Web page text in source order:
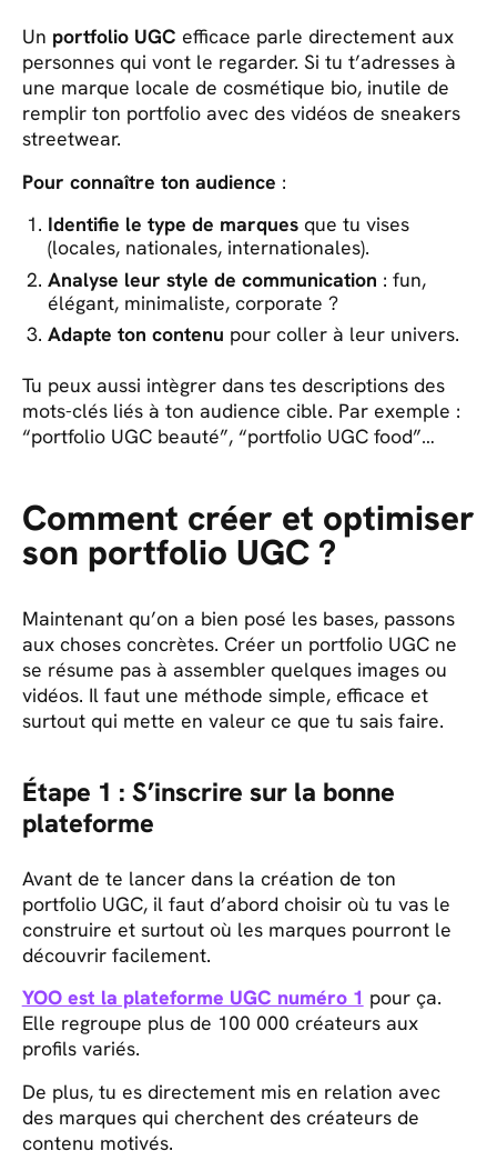
Un portfolio UGC efficace parle directement aux
personnes qui vont le regarder. Si tu t’adresses à
une marque locale de cosmétique bio, inutile de
remplir ton portfolio avec des vidéos de sneakers
streetwear.
Pour connaître ton audience :
Identifie le type de marques que tu vises
(locales, nationales, internationales).
Analyse leur style de communication : fun,
élégant, minimaliste, corporate ?
Adapte ton contenu pour coller à leur univers.
Tu peux aussi intègrer dans tes descriptions des
mots-clés liés à ton audience cible. Par exemple :
“portfolio UGC beauté”, “portfolio UGC food”…
Comment créer et optimiser
son portfolio UGC ?
Maintenant qu’on a bien posé les bases, passons
aux choses concrètes. Créer un portfolio UGC ne
se résume pas à assembler quelques images ou
vidéos. Il faut une méthode simple, efficace et
surtout qui mette en valeur ce que tu sais faire.
Étape 1 : S’inscrire sur la bonne
plateforme
Avant de te lancer dans la création de ton
portfolio UGC, il faut d’abord choisir où tu vas le
construire et surtout où les marques pourront le
découvrir facilement.
YOO est la plateforme UGC numéro 1 pour ça.
Elle regroupe plus de 100 000 créateurs aux
profils variés.
De plus, tu es directement mis en relation avec
des marques qui cherchent des créateurs de
contenu motivés.